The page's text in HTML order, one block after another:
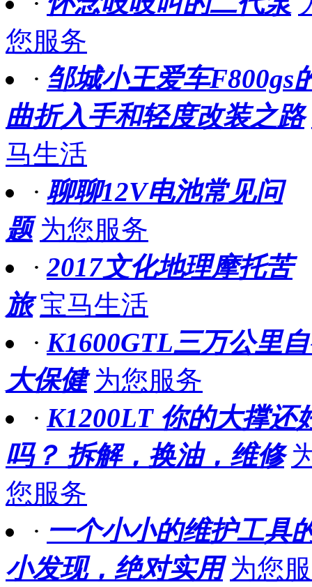
您服务
· 邹城小王爱车F800gs
曲折入手和轻度改装之路
马生活
· 聊聊12V电池常见问
题 为您服务
·2017文化地理摩托苦
旅 宝马生活
· K1600GTL三万公里
大保健 为您服务
· K1200LT 你的大撑还
吗？ 拆解，换油，维修
您服务
· 一个小小的维护工具
小发现，绝对实用 为您